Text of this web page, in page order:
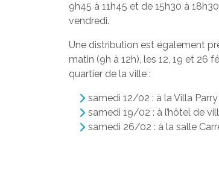
9h45 à 11h45 et de 15h30 à
vendredi.
Une distribution est également
matin (9h à 12h), les 12, 19 et 26
quartier de la ville :
samedi 12/02 : à la Villa Parry
samedi 19/02 : à l’hôtel de
samedi 26/02 : à la salle